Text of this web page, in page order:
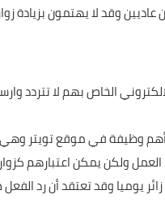
عاديين وقد لا يهتمون
الخاص بهم لا تتردد
أهم وظيفة في موقع تويتر
ولكن يمكن اعتبارهم
أن لديك 1000 متابع على شبكة التويتر فهذا يعني أنك قد تصل بشكل يومي ما بين 2-3% منهم كزوار يومين